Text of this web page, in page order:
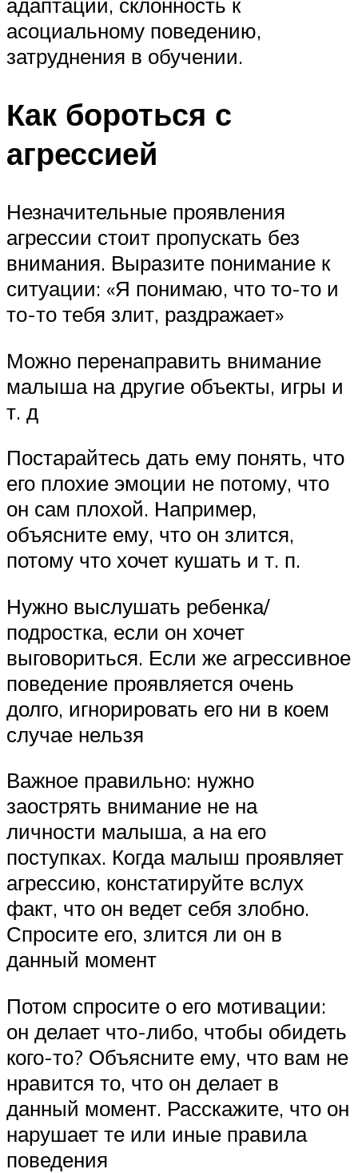
асоциальному поведению,
затруднения в обучении.
Как бороться с
агрессией
Незначительные проявления
агрессии стоит пропускать без
внимания. Выразите понимание к
ситуации: «Я понимаю, что то-то и
то-то тебя злит, раздражает»
Можно перенаправить внимание
малыша на другие объекты, игры и
т. д
Постарайтесь дать ему понять, что
его плохие эмоции не потому, что
он сам плохой. Например,
объясните ему, что он злится,
потому что хочет кушать и т. п.
Нужно выслушать ребенка/
подростка, если он хочет
выговориться. Если же агрессивное
поведение проявляется очень
долго, игнорировать его ни в коем
случае нельзя
Важное правильно: нужно
заострять внимание не на
личности малыша, а на его
поступках. Когда малыш проявляет
агрессию, констатируйте вслух
факт, что он ведет себя злобно.
Спросите его, злится ли он в
данный момент
Потом спросите о его мотивации:
он делает что-либо, чтобы обидеть
кого-то? Объясните ему, что вам не
нравится то, что он делает в
данный момент. Расскажите, что он
нарушает те или иные правила
поведения